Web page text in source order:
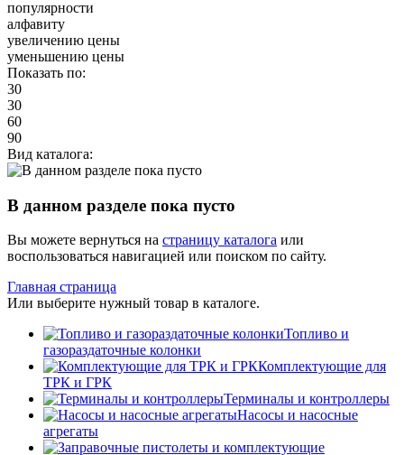
популярности
алфавиту
увеличению цены
уменьшению цены
Показать по:
30
30
60
90
Вид каталога:
В данном разделе пока пусто
Вы можете вернуться на страницу каталога или
воспользоваться навигацией или поиском по сайту.
Главная страница
Или выберите нужный товар в каталоге.
Топливо и
газораздаточные колонки
Комплектующие для
ТРК и ГРК
Терминалы и контроллеры
Насосы и насосные
агрегаты